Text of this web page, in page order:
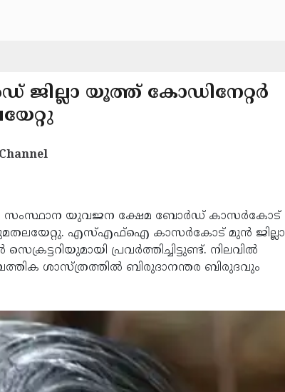
യൂത്ത് കോഡിനേറ്റര്‍
സംസ്ഥാന യുവജന ക്ഷേമ ബോര്‍ഡ് കാസര്‍കോട്
ചുമതലയേറ്റു. എസ്എഫ്‌ഐ കാസര്‍കോട് മുന്‍ ജില്ലാ
പ്രവര്‍ത്തിച്ചിട്ടുണ്ട്. നിലവില്‍
ശാസ്ത്രത്തില്‍ ബിരുദാനന്തര ബിരുദവും